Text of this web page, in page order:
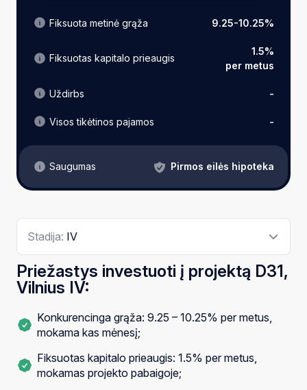
Stadija: IV
Fiksuota metinė grąža 9.25-10.25%
Fiksuotas kapitalo prieaugis
1.5%
per metus
Uždirbs -
Visos tikėtinos pajamos -
Saugumas Pirmos eilės hipoteka
Priežastys investuoti į projektą D31,
Vilnius IV:
Konkurencinga grąža: 9.25 – 10.25% per metus,
mokama kas mėnesį;
Fiksuotas kapitalo prieaugis: 1.5% per metus,
mokamas projekto pabaigoje;